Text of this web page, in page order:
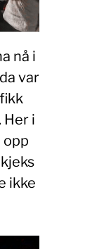
nå i
var
Her i
opp
ikke